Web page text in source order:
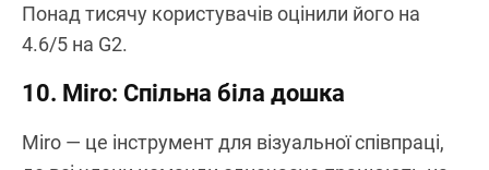
Понад тисячу користувачів оцінили його на
4.6/5 на G2.
10. Miro: Спільна біла дошка
Miro — це інструмент для візуальної співпраці,